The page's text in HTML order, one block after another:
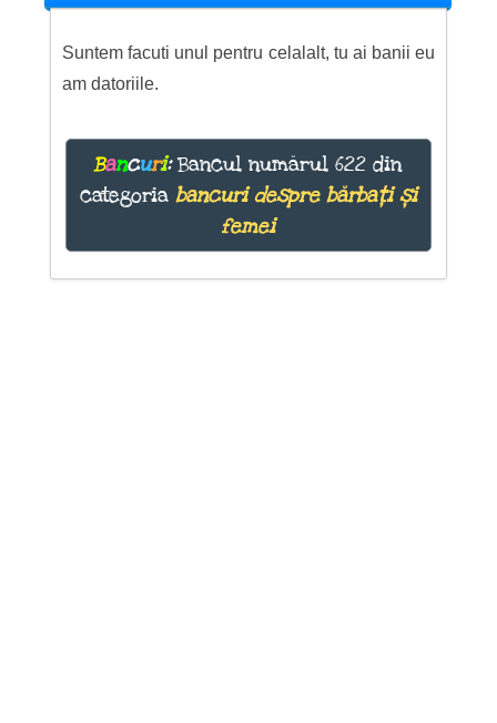
Suntem facuti unul pentru celalalt, tu ai banii eu
am datoriile.
Bancuri:Bancul numărul 622 din
categoria bancuri despre bărbați și
femei